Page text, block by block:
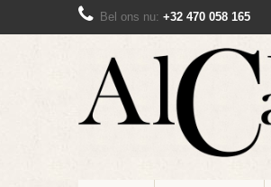
Bel ons nu: +32 470 058 165